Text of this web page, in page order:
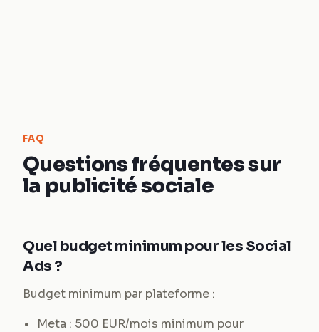
FAQ
Questions fréquentes sur
la publicité sociale
Quel budget minimum pour les Social
Ads ?
Budget minimum par plateforme :
Meta : 500 EUR/mois minimum pour